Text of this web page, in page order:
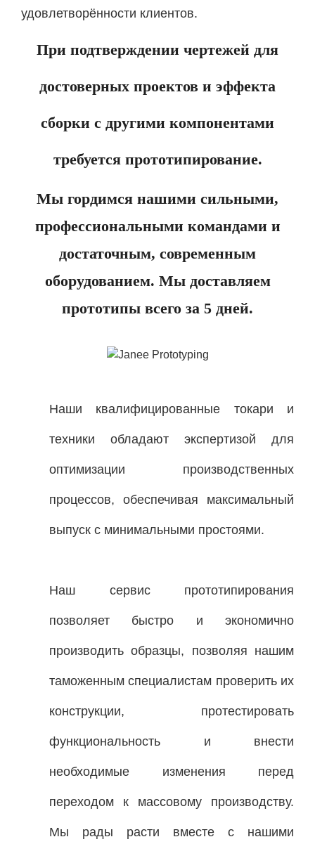
удовлетворённости клиентов.
При подтверждении чертежей для
достоверных проектов и эффекта
сборки с другими компонентами
требуется прототипирование.
Мы гордимся нашими сильными,
профессиональными командами и
достаточным, современным
оборудованием. Мы доставляем
прототипы всего за 5 дней.
Наши квалифицированные токари и
техники обладают экспертизой для
оптимизации производственных
процессов, обеспечивая максимальный
выпуск с минимальными простоями.
Наш сервис прототипирования
позволяет быстро и экономично
производить образцы, позволяя нашим
таможенным специалистам проверить их
конструкции, протестировать
функциональность и внести
необходимые изменения перед
переходом к массовому производству.
Мы рады расти вместе с нашими